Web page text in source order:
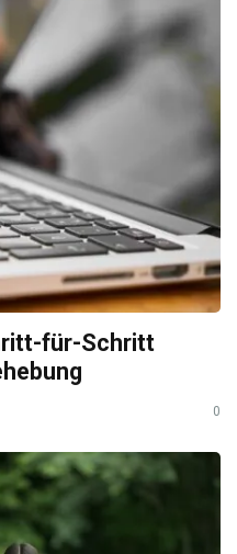
für-Schritt
0